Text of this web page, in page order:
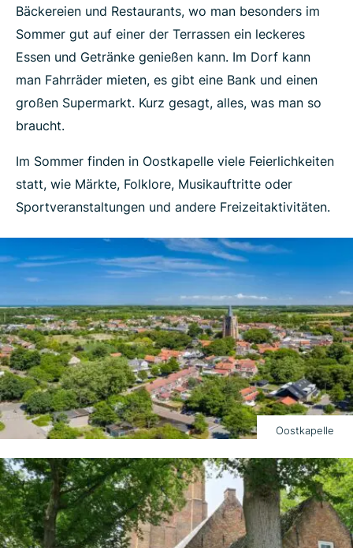
Bäckereien und Restaurants, wo man besonders im
Sommer gut auf einer der Terrassen ein leckeres
Essen und Getränke genießen kann. Im Dorf kann
man Fahrräder mieten, es gibt eine Bank und einen
großen Supermarkt. Kurz gesagt, alles, was man so
braucht.
Im Sommer finden in Oostkapelle viele Feierlichkeiten
statt, wie Märkte, Folklore, Musikauftritte oder
Sportveranstaltungen und andere Freizeitaktivitäten.
Oostkapelle